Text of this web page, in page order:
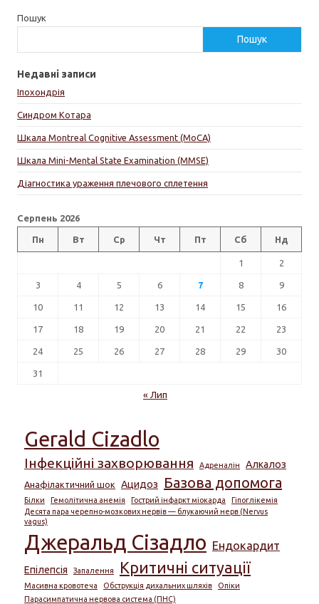
Пошук
Пошук
Недавні записи
Іпохондрія
Синдром Котара
Шкала Montreal Cognitive Assessment (MoCA)
Шкала Mini-Mental State Examination (MMSE)
Діагностика ураження плечового сплетення
Серпень 2026
Пн Вт Ср Чт Пт Сб Нд
1 2
3 4 5 6 7 8 9
10 11 12 13 14 15 16
17 18 19 20 21 22 23
24 25 26 27 28 29 30
31
« Лип
Gerald Cizadlo
Інфекційні захворювання Адреналін Алкалоз
Анафілактичний шок Ацидоз Базова допомога
Білки Гемолітична анемія Гострий інфаркт міокарда
Гіпоглікемія
Десята пара черепно-мозкових нервів — блукаючий нерв (Nervus
vagus)
Джеральд Сізадло Ендокардит
Епілепсія Запалення Критичні ситуації
Масивна кровотеча Обструкція дихальних шляхів
Опіки
Парасимпатична нервова система (ПНС)